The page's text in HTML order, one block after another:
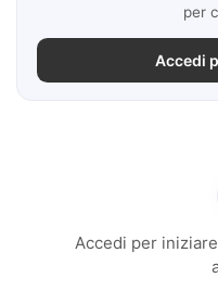
per
Accedi
Accedi per